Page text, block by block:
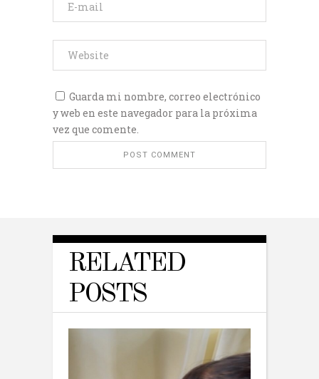
Guarda mi nombre, correo electrónico
y web en este navegador para la próxima
vez que comente.
RELATED
POSTS